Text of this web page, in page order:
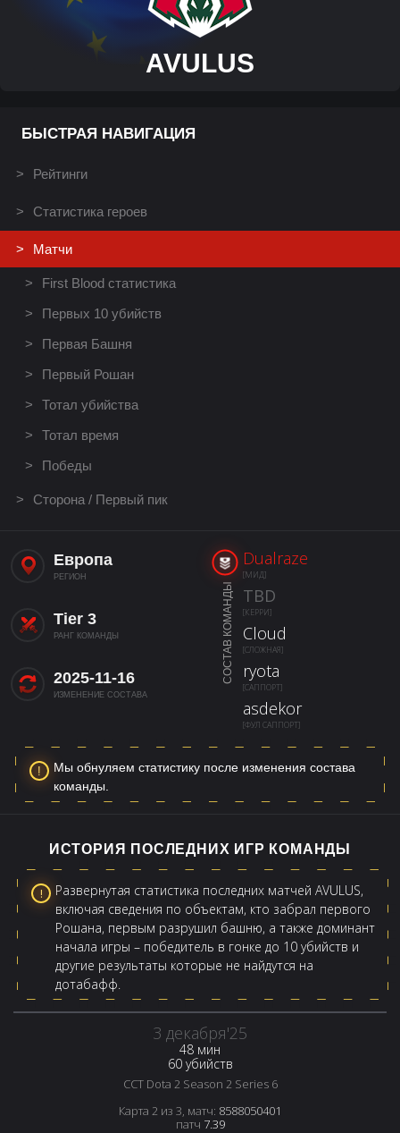
AVULUS
БЫСТРАЯ НАВИГАЦИЯ
Рейтинги
Статистика героев
Матчи
First Blood статистика
Первых 10 убийств
Первая Башня
Первый Рошан
Тотал убийства
Тотал время
Победы
Сторона / Первый пик
Европа
РЕГИОН
Tier 3
РАНГ КОМАНДЫ
2025-11-16
ИЗМЕНЕНИЕ СОСТАВА
СОСТАВ КОМАНДЫ
Dualraze
[МИД]
TBD
[КЕРРИ]
Cloud
[СЛОЖНАЯ]
ryota
[САППОРТ]
asdekor
[ФУЛ САППОРТ]
Мы обнуляем статистику после изменения состава
команды.
ИСТОРИЯ ПОСЛЕДНИХ ИГР КОМАНДЫ
Развернутая статистика последних матчей AVULUS,
включая сведения по объектам, кто забрал первого
Рошана, первым разрушил башню, а также доминант
начала игры – победитель в гонке до 10 убийств и
другие результаты которые не найдутся на
дотабафф.
3 декабря'25
48 мин
60 убийств
CCT Dota 2 Season 2 Series 6
Карта 2 из 3, матч: 8588050401
патч 7.39